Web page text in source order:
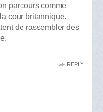
parcours comme
cour britannique.
de rassembler des
REPLY